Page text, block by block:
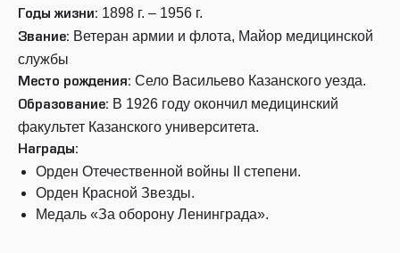
Годы жизни: 1898 г. – 1956 г.
Звание: Ветеран армии и флота, Майор медицинской
службы
Место рождения: Село Васильево Казанского уезда.
Образование: В 1926 году окончил медицинский
факультет Казанского университета.
Награды:
Орден Отечественной войны II степени.
Орден Красной Звезды.
Медаль «За оборону Ленинграда».